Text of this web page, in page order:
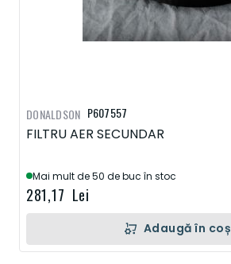
P607557
FILTRU AER SECUNDAR
Mai mult de 50 de buc în stoc
281,17 Lei
DONALDSON
Adaugă în coș